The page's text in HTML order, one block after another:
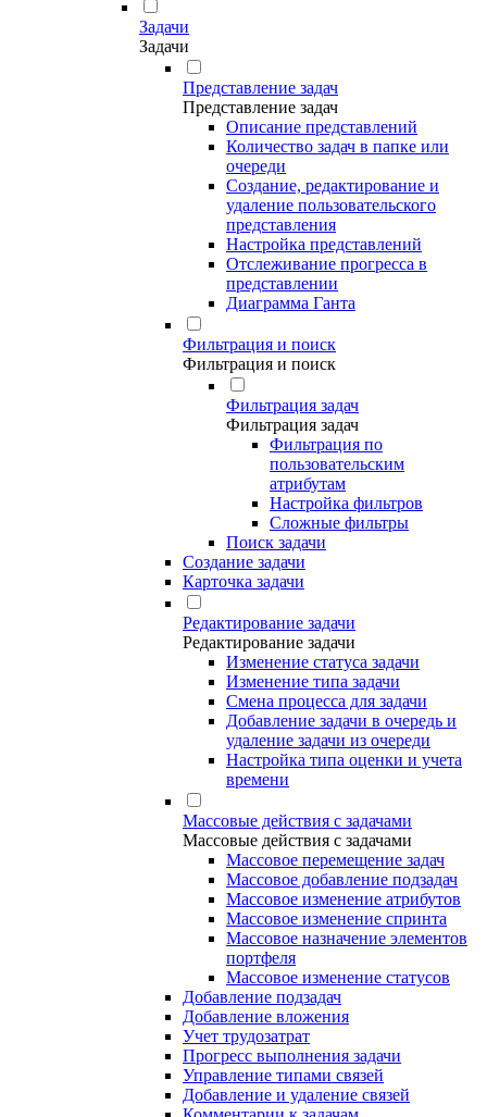
Задачи
Задачи
Представление задач
Представление задач
Описание представлений
Количество задач в папке или
очереди
Создание, редактирование и
удаление пользовательского
представления
Настройка представлений
Отслеживание прогресса в
представлении
Диаграмма Ганта
Фильтрация и поиск
Фильтрация и поиск
Фильтрация задач
Фильтрация задач
Фильтрация по
пользовательским
атрибутам
Настройка фильтров
Сложные фильтры
Поиск задачи
Создание задачи
Карточка задачи
Редактирование задачи
Редактирование задачи
Изменение статуса задачи
Изменение типа задачи
Смена процесса для задачи
Добавление задачи в очередь и
удаление задачи из очереди
Настройка типа оценки и учета
времени
Массовые действия с задачами
Массовые действия с задачами
Массовое перемещение задач
Массовое добавление подзадач
Массовое изменение атрибутов
Массовое изменение спринта
Массовое назначение элементов
портфеля
Массовое изменение статусов
Добавление подзадач
Добавление вложения
Учет трудозатрат
Прогресс выполнения задачи
Управление типами связей
Добавление и удаление связей